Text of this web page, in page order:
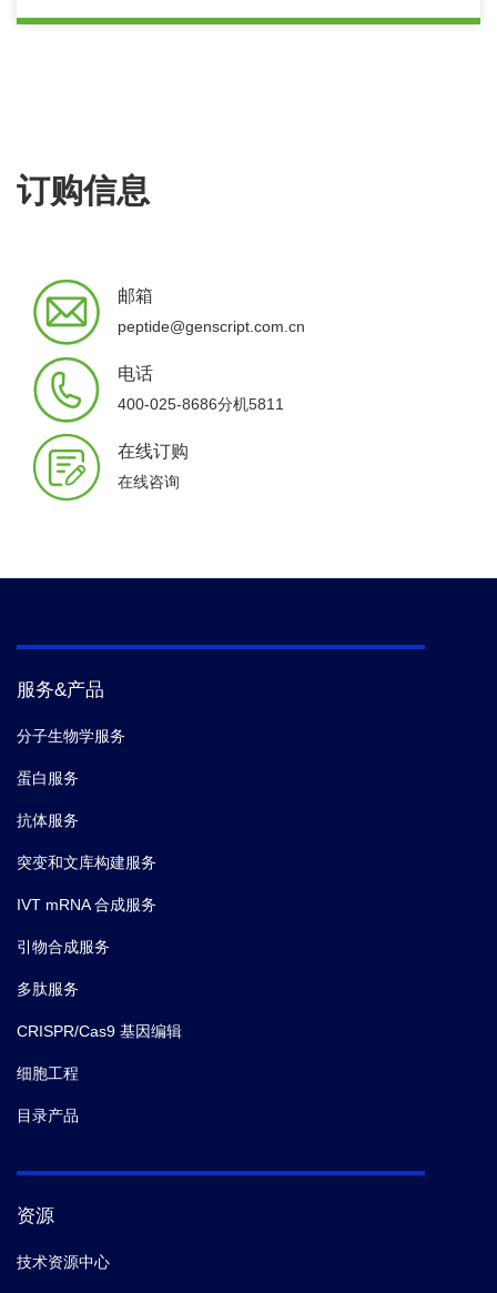
订购信息
邮箱
peptide@genscript.com.cn
电话
400-025-8686分机5811
在线订购
在线咨询
服务&产品
分子生物学服务
蛋白服务
抗体服务
突变和文库构建服务
IVT mRNA 合成服务
引物合成服务
多肽服务
CRISPR/Cas9 基因编辑
细胞工程
目录产品
资源
技术资源中心